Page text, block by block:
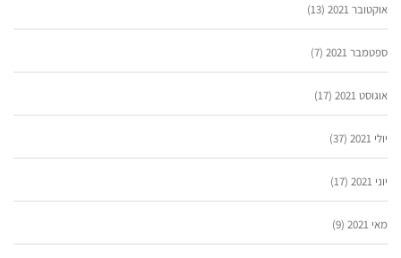
אוקטובר 2021 (13)
ספטמבר 2021 (7)
אוגוסט 2021 (17)
יולי 2021 (37)
יוני 2021 (17)
מאי 2021 (9)